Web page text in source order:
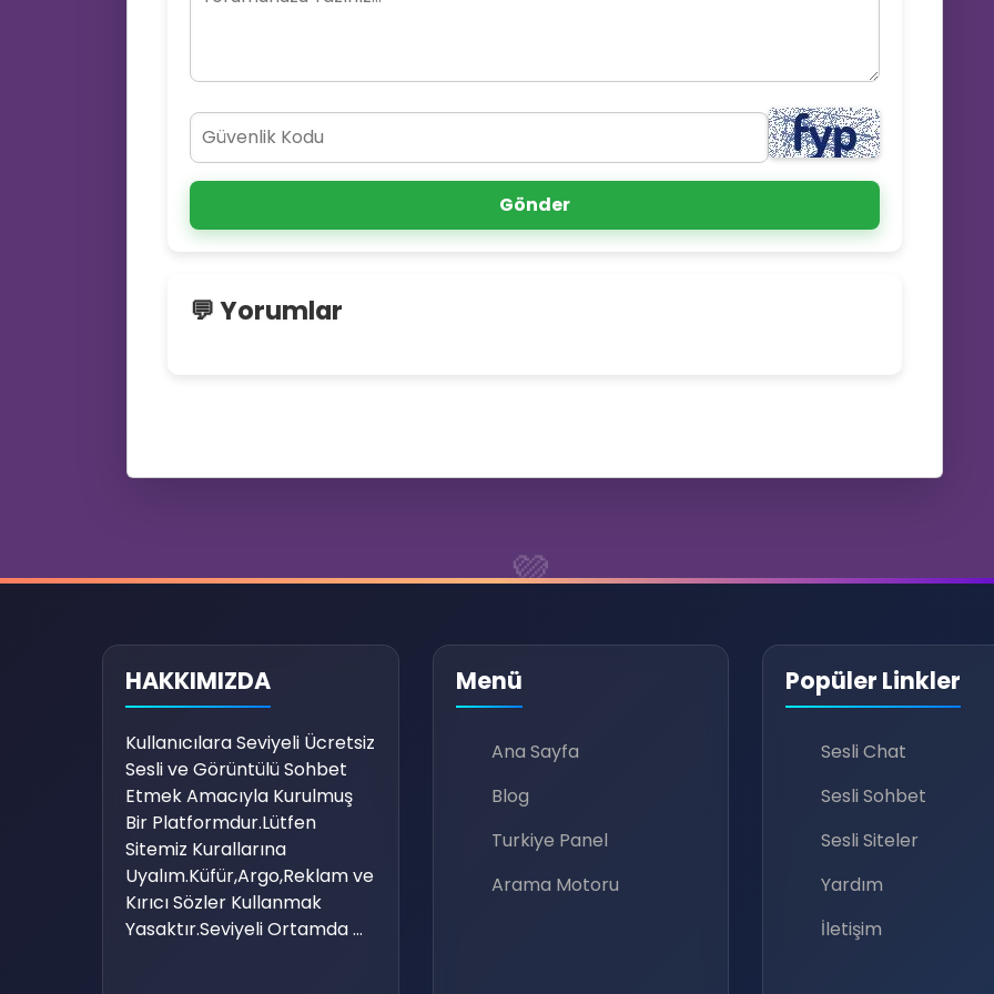
💜
🚀
💌
Gönder
💬 Yorumlar
HAKKIMIZDA
Kullanıcılara Seviyeli Ücretsiz
Sesli ve Görüntülü Sohbet
Etmek Amacıyla Kurulmuş
Bir Platformdur.Lütfen
Sitemiz Kurallarına
Uyalım.Küfür,Argo,Reklam ve
Kırıcı Sözler Kullanmak
Yasaktır.Seviyeli Ortamda ...
Menü
Ana Sayfa
Blog
Turkiye Panel
Arama Motoru
Popüler Linkler
Sesli Chat
Sesli Sohbet
Sesli Siteler
Yardım
İletişim